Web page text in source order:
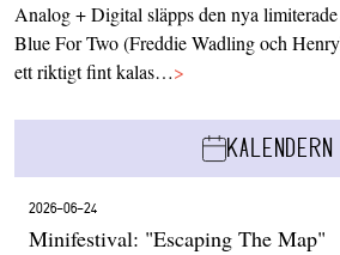
Analog + Digital släpps den nya
Blue For Two (Freddie Wadling och
ett riktigt fint kalas…>
KALENDERN
2026-06-24
Minifestival: "Escaping The Map"